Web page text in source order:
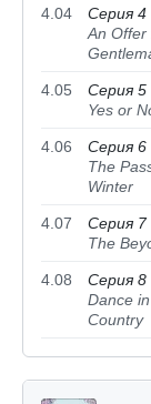
4.04
Серия 4
An Offer
4.05
Серия 5
Yes or
4.06
Серия 6
The
Winter
4.07
Серия 7
The
4.08
Серия 8
Dance
Country